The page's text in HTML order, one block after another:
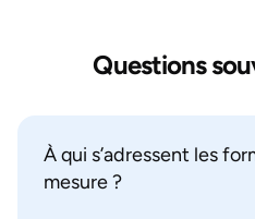
Questions
À qui s’adressent les
mesure ?